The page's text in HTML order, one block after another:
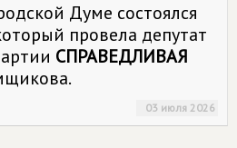
Думе состоялся
провела депутат
СПРАВЕДЛИВАЯ
03 июля 2026